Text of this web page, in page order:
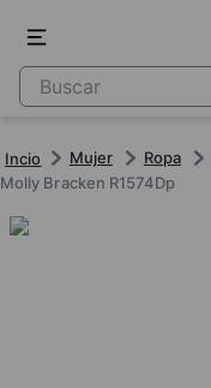
Mujer Ropa
Molly Bracken R1574Dp